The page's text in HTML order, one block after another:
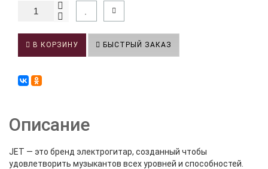
В КОРЗИНУ БЫСТРЫЙ ЗАКАЗ
Описание
JET — это бренд электрогитар, созданный чтобы
удовлетворить музыкантов всех уровней и способностей.